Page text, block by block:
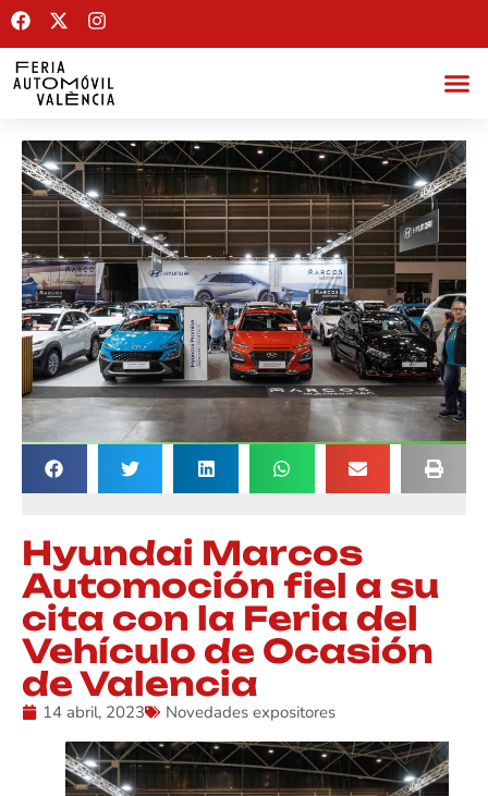
Hyundai Marcos
Automoción fiel a su
cita con la Feria del
Vehículo de Ocasión
de Valencia
14 abril, 2023 Novedades expositores